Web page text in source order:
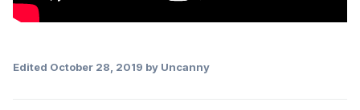
Edited October 28, 2019 by Uncanny